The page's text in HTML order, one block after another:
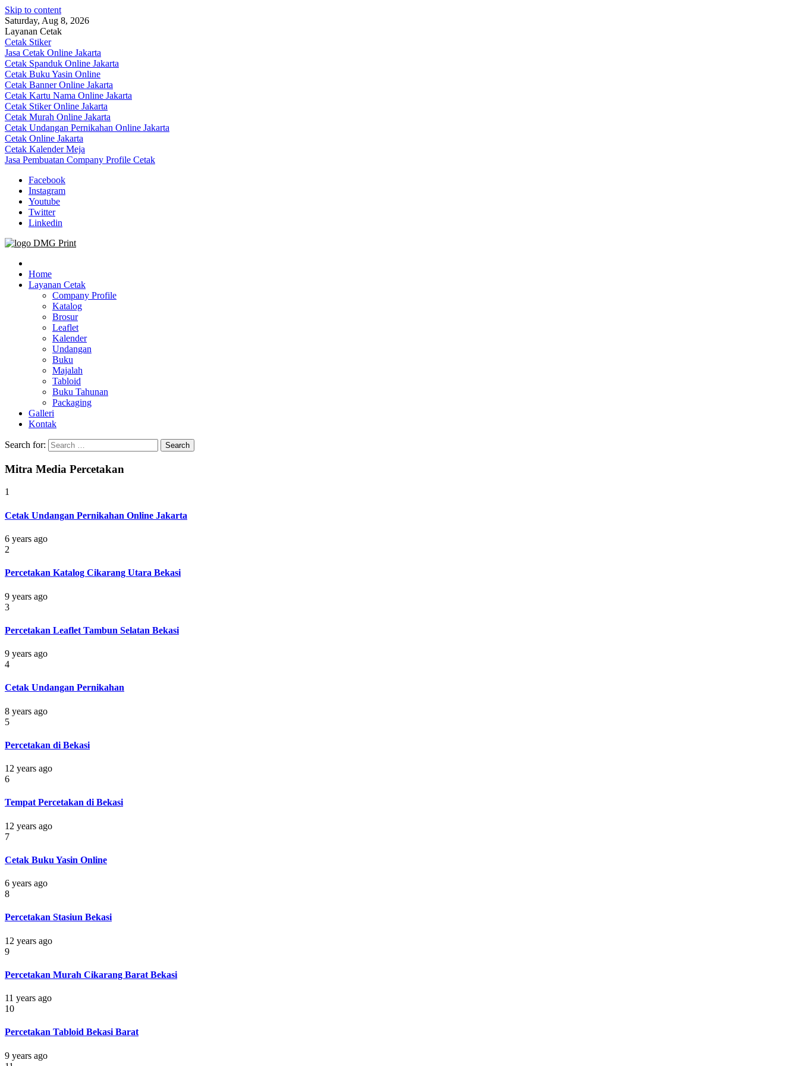
Skip to content
Saturday, Aug 8, 2026
Layanan Cetak
Cetak Stiker
Jasa Cetak Online Jakarta
Cetak Spanduk Online Jakarta
Cetak Buku Yasin Online
Cetak Banner Online Jakarta
Cetak Kartu Nama Online Jakarta
Cetak Stiker Online Jakarta
Cetak Murah Online Jakarta
Cetak Undangan Pernikahan Online Jakarta
Cetak Online Jakarta
Cetak Kalender Meja
Jasa Pembuatan Company Profile Cetak
Facebook
Instagram
Youtube
Twitter
Linkedin
Jasa Cetak Online DMG Printing
Home
Layanan Cetak
Company Profile
Katalog
Brosur
Leaflet
Kalender
Undangan
Buku
Majalah
Tabloid
Buku Tahunan
Packaging
Galleri
Kontak
Search for:
Mitra Media Percetakan
1
Cetak Undangan Pernikahan Online Jakarta
6 years ago
2
Percetakan Katalog Cikarang Utara Bekasi
9 years ago
3
Percetakan Leaflet Tambun Selatan Bekasi
9 years ago
4
Cetak Undangan Pernikahan
8 years ago
5
Percetakan di Bekasi
12 years ago
6
Tempat Percetakan di Bekasi
12 years ago
7
Cetak Buku Yasin Online
6 years ago
8
Percetakan Stasiun Bekasi
12 years ago
9
Percetakan Murah Cikarang Barat Bekasi
11 years ago
10
Percetakan Tabloid Bekasi Barat
9 years ago